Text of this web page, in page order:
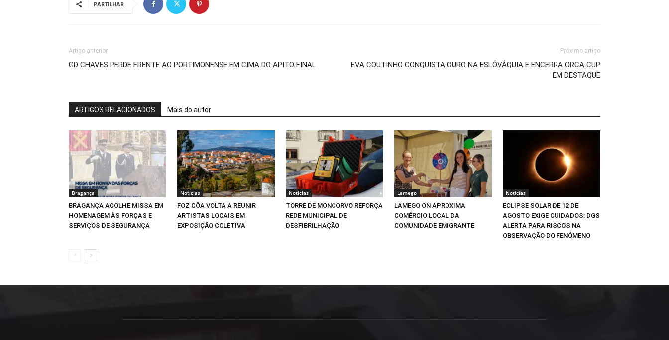
PARTILHAR
Artigo anterior
GD CHAVES PERDE FRENTE AO PORTIMONENSE EM CIMA DO APITO FINAL
Próximo artigo
EVA COUTINHO CONQUISTA OURO NA ESLÓVÁQUIA E ENCERRA ORCA CUP
EM DESTAQUE
ARTIGOS RELACIONADOS Mais do autor
Bragança
BRAGANÇA ACOLHE MISSA EM
HOMENAGEM ÀS FORÇAS E
SERVIÇOS DE SEGURANÇA
Notícias
FOZ CÔA VOLTA A REUNIR
ARTISTAS LOCAIS EM
EXPOSIÇÃO COLETIVA
Notícias
TORRE DE MONCORVO REFORÇA
REDE MUNICIPAL DE
DESFIBRILHAÇÃO
Lamego
LAMEGO ON APROXIMA
COMÉRCIO LOCAL DA
COMUNIDADE EMIGRANTE
Notícias
ECLIPSE SOLAR DE 12 DE
AGOSTO EXIGE CUIDADOS: DGS
ALERTA PARA RISCOS NA
OBSERVAÇÃO DO FENÓMENO